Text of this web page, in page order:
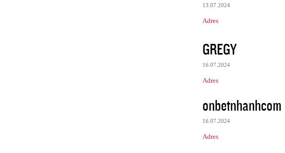
13.07.2024
Adres
GREGY
16.07.2024
Adres
onbetnhanhcom
16.07.2024
Adres